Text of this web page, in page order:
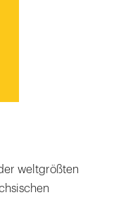
weltgrößten